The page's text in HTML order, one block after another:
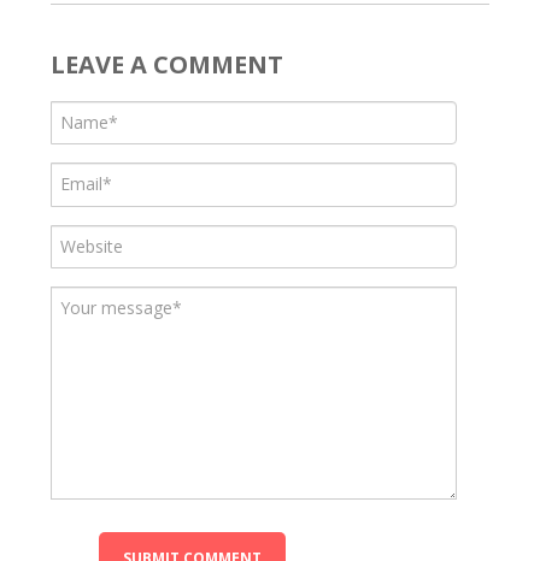
LEAVE A COMMENT